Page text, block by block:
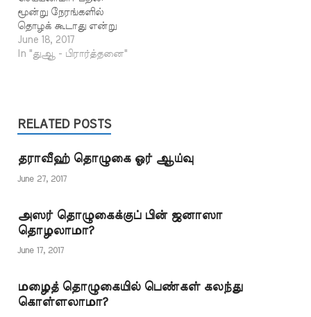
மூன்று நேரங்களில்
தொழக் கூடாது என்று
நபிகள் நாயகம் (ஸல்)
அவர்கள் தடை விதித்து
سَمِعْتُ عُقْبَةَ بْنَ عَامِرٍ الْجُهَنِىَّ
يَقُولُ ثَلاَثُ سَاعَاتٍ كَانَ رَسُولُ
June 18, 2017
In "துஆ - பிரார்த்தனை"
RELATED POSTS
தராவீஹ் தொழுகை ஓர் ஆய்வு
June 27, 2017
அஸர் தொழுகைக்குப் பின் ஜனாஸா
தொழலாமா?
June 17, 2017
மழைத் தொழுகையில் பெண்கள் கலந்து
கொள்ளலாமா?